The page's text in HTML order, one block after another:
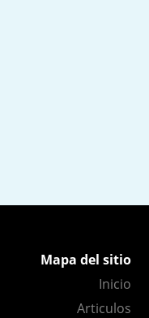
Mapa del sitio
Inicio
Articulos